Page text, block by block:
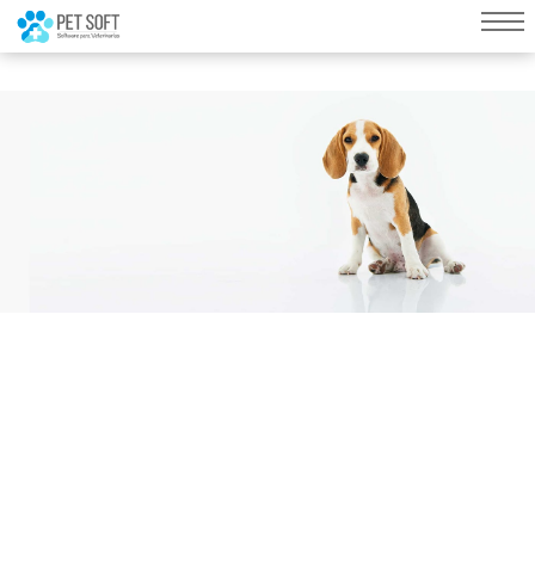
query failed, Table 'nwproject5_petsoft.preload_images' doesn't exist::SQL
Query: /*qc=on*/ select * from preload_images where pagina=193